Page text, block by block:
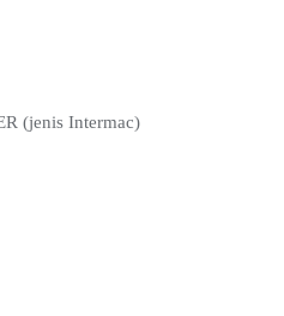
(jenis Intermac)